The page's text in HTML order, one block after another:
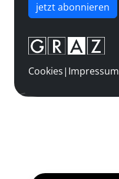
jetzt abonnieren
Cookies| Impressum